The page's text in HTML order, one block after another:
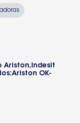
Ariston OK-